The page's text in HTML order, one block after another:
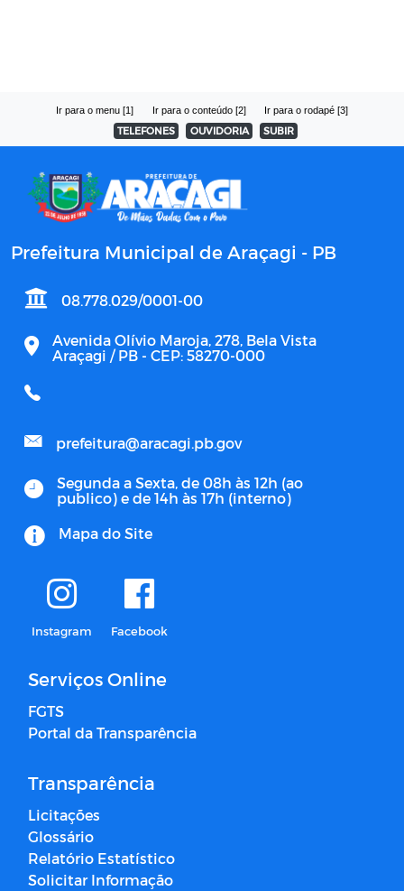
Ir para o menu [1] Ir para o conteúdo [2] Ir para o rodapé [3]
TELEFONES OUVIDORIA SUBIR
Prefeitura Municipal de Araçagi - PB
08.778.029/0001-00
Avenida Olívio Maroja, 278, Bela Vista
Araçagi / PB - CEP: 58270-000
prefeitura@aracagi.pb.gov
Segunda a Sexta, de 08h às 12h (ao
publico) e de 14h às 17h (interno)
Mapa do Site
Instagram Facebook
Serviços Online
FGTS
Portal da Transparência
Transparência
Licitações
Glossário
Relatório Estatístico
Solicitar Informação